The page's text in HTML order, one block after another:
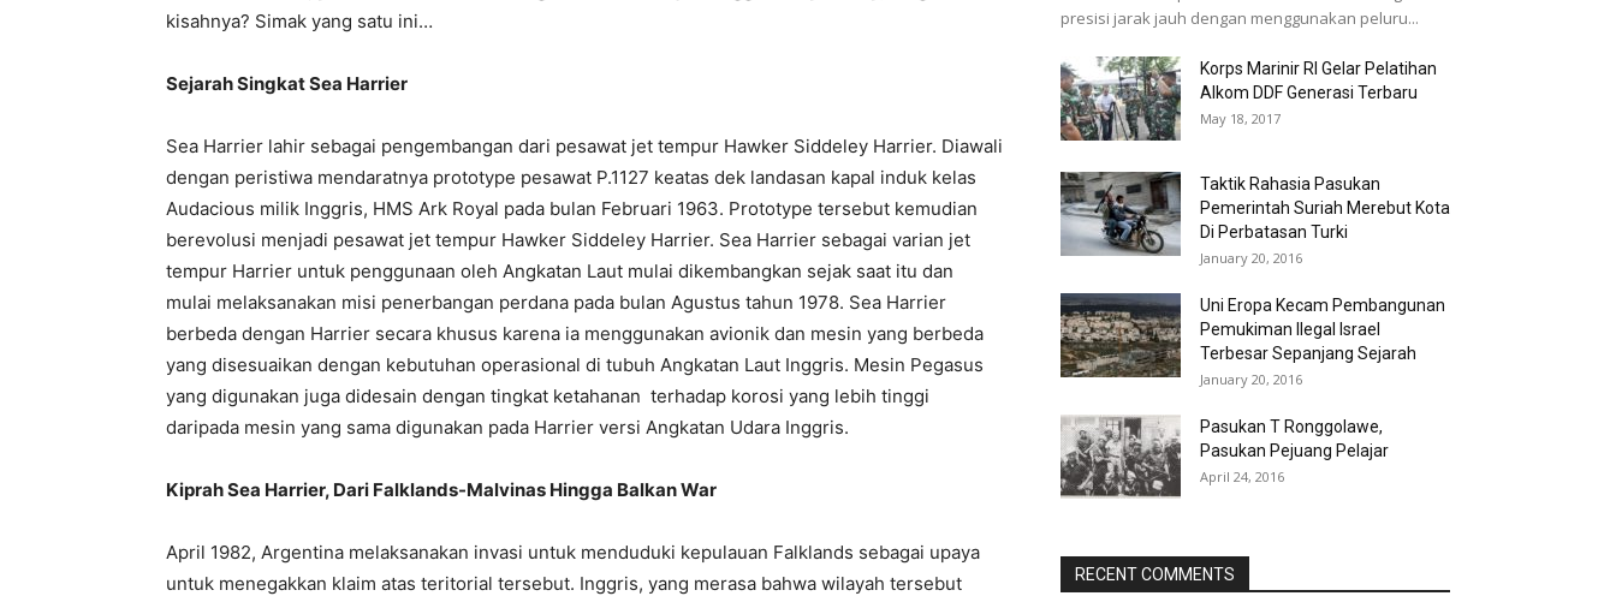
kisahnya? Simak yang satu ini…
Sejarah Singkat Sea Harrier
Sea Harrier lahir sebagai pengembangan dari pesawat jet tempur Hawker Siddeley Harrier. Diawali
dengan peristiwa mendaratnya prototype pesawat P.1127 keatas dek landasan kapal induk kelas
Audacious milik Inggris, HMS Ark Royal pada bulan Februari 1963. Prototype tersebut kemudian
berevolusi menjadi pesawat jet tempur Hawker Siddeley Harrier. Sea Harrier sebagai varian jet
tempur Harrier untuk penggunaan oleh Angkatan Laut mulai dikembangkan sejak saat itu dan
mulai melaksanakan misi penerbangan perdana pada bulan Agustus tahun 1978. Sea Harrier
berbeda dengan Harrier secara khusus karena ia menggunakan avionik dan mesin yang berbeda
yang disesuaikan dengan kebutuhan operasional di tubuh Angkatan Laut Inggris. Mesin Pegasus
yang digunakan juga didesain dengan tingkat ketahanan terhadap korosi yang lebih tinggi
daripada mesin yang sama digunakan pada Harrier versi Angkatan Udara Inggris.
Kiprah Sea Harrier, Dari Falklands-Malvinas Hingga Balkan War
April 1982, Argentina melaksanakan invasi untuk menduduki kepulauan Falklands sebagai upaya
untuk menegakkan klaim atas teritorial tersebut. Inggris, yang merasa bahwa wilayah tersebut
presisi jarak jauh dengan menggunakan peluru...
Korps Marinir RI Gelar Pelatihan
Alkom DDF Generasi Terbaru
May 18, 2017
Taktik Rahasia Pasukan
Pemerintah Suriah Merebut Kota
Di Perbatasan Turki
January 20, 2016
Uni Eropa Kecam Pembangunan
Pemukiman Ilegal Israel
Terbesar Sepanjang Sejarah
January 20, 2016
Pasukan T Ronggolawe,
Pasukan Pejuang Pelajar
April 24, 2016
RECENT COMMENTS